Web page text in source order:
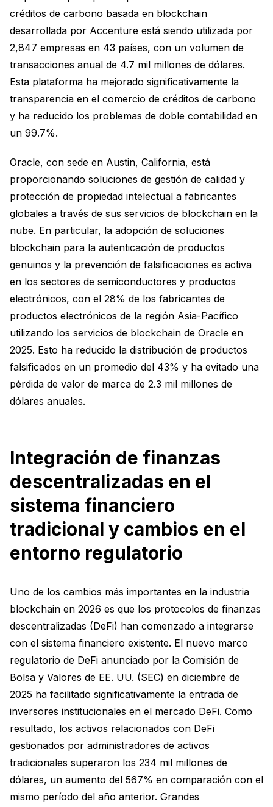
créditos de carbono basada en blockchain
desarrollada por Accenture está siendo utilizada por
2,847 empresas en 43 países, con un volumen de
transacciones anual de 4.7 mil millones de dólares.
Esta plataforma ha mejorado significativamente la
transparencia en el comercio de créditos de carbono
y ha reducido los problemas de doble contabilidad en
un 99.7%.
Oracle, con sede en Austin, California, está
proporcionando soluciones de gestión de calidad y
protección de propiedad intelectual a fabricantes
globales a través de sus servicios de blockchain en la
nube. En particular, la adopción de soluciones
blockchain para la autenticación de productos
genuinos y la prevención de falsificaciones es activa
en los sectores de semiconductores y productos
electrónicos, con el 28% de los fabricantes de
productos electrónicos de la región Asia-Pacífico
utilizando los servicios de blockchain de Oracle en
2025. Esto ha reducido la distribución de productos
falsificados en un promedio del 43% y ha evitado una
pérdida de valor de marca de 2.3 mil millones de
dólares anuales.
Integración de finanzas
descentralizadas en el
sistema financiero
tradicional y cambios en el
entorno regulatorio
Uno de los cambios más importantes en la industria
blockchain en 2026 es que los protocolos de finanzas
descentralizadas (DeFi) han comenzado a integrarse
con el sistema financiero existente. El nuevo marco
regulatorio de DeFi anunciado por la Comisión de
Bolsa y Valores de EE. UU. (SEC) en diciembre de
2025 ha facilitado significativamente la entrada de
inversores institucionales en el mercado DeFi. Como
resultado, los activos relacionados con DeFi
gestionados por administradores de activos
tradicionales superaron los 234 mil millones de
dólares, un aumento del 567% en comparación con el
mismo período del año anterior. Grandes